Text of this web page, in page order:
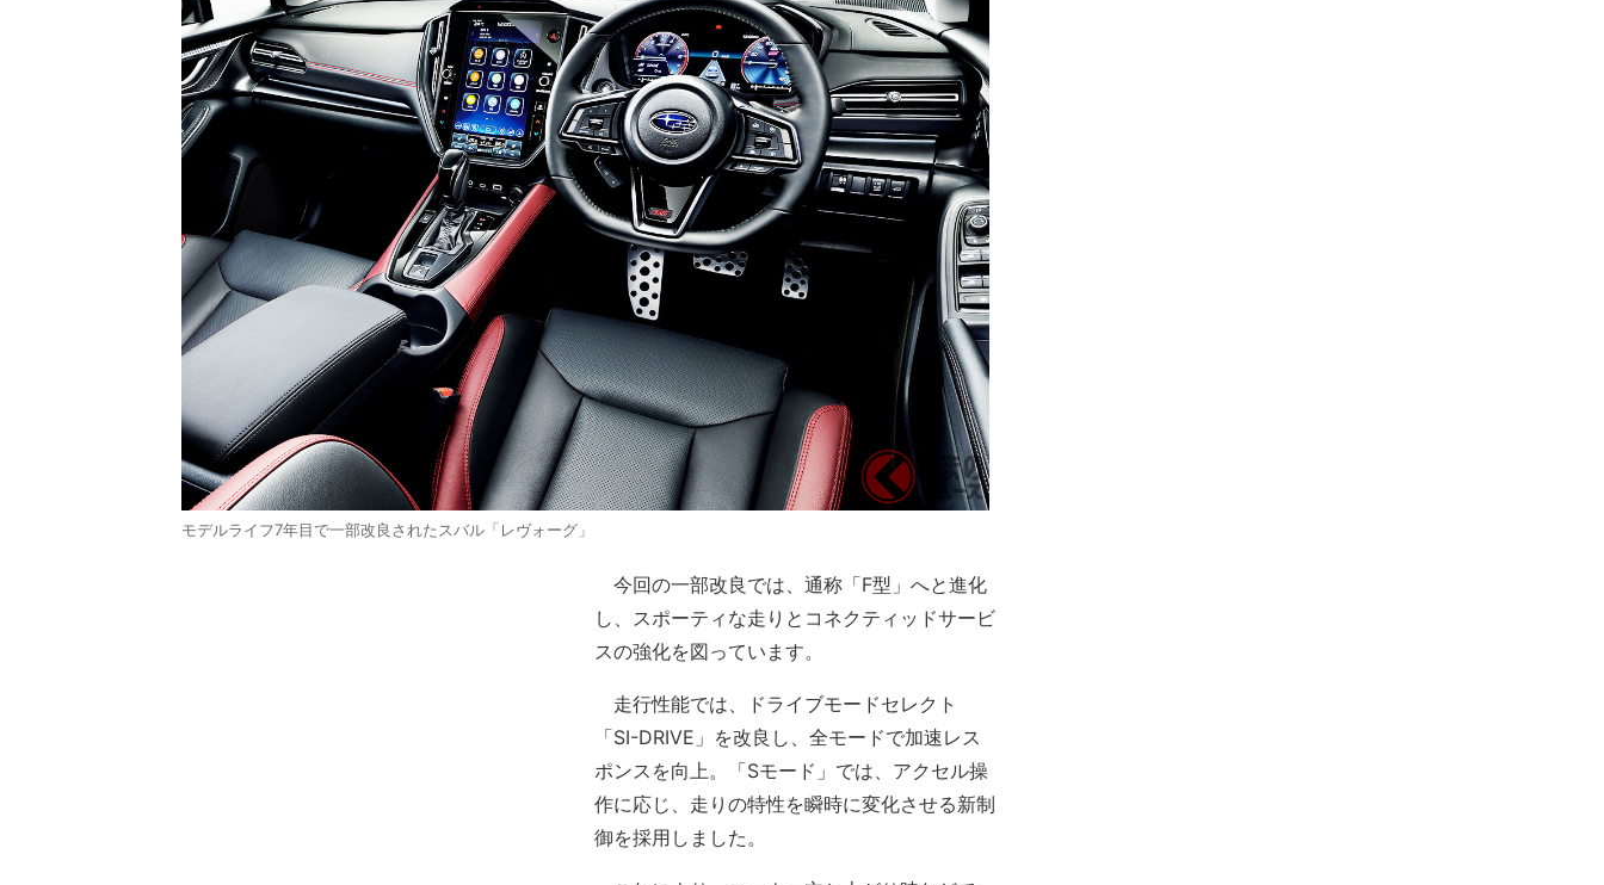
モデルライフ7年目で一部改良されたスバル「レヴォーグ」
今回の一部改良では、通称「F型」へと進化
し、スポーティな走りとコネクティッドサービ
スの強化を図っています。
走行性能では、ドライブモードセレクト
「SI-DRIVE」を改良し、全モードで加速レス
ポンスを向上。「Sモード」では、アクセル操
作に応じ、走りの特性を瞬時に変化させる新制
御を採用しました。